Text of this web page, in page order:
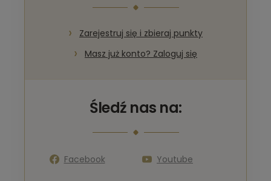
Zarejestruj się i zbieraj punkty
Masz już konto? Zaloguj się
Śledź nas na:
Facebook Youtube